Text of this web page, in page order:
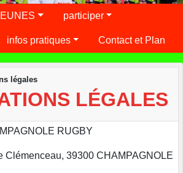
participer
infos pratiques Contact et Plan
légales
LÉGALES
RUGBY
Clémenceau, 39300 CHAMPAGNOLE